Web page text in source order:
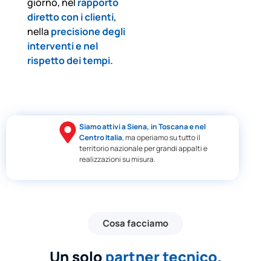
diretto con i clienti,
nella precisione degli
interventi e nel
rispetto dei tempi.
Siamo attivi aSiena, in Toscanae nel
Centro Italia, ma operiamo su tutto il
territorio nazionale per grandi appalti e
realizzazioni su misura.
Cosa facciamo
Un solo partner tecnico.